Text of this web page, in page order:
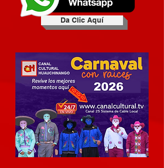
Da Clic Aquí